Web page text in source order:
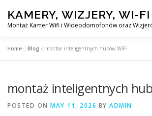
content
KAMERY, WIZJERY, WI-FI
Montaż Kamer Wifi i Wideodomofonów oraz
MONTAŻ WIDEDOMOFONÓW
Home »Blog »montaż inteligentnych hubów WiFi
montaż inteligentnych
POSTED ON MAY 11, 2026 BY ADMIN